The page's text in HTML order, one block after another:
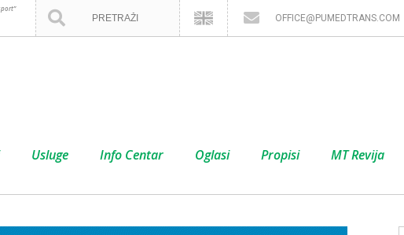
OFFICE@PUMEDTRANS.COM
Usluge Info Centar Oglasi Propisi MT Revija